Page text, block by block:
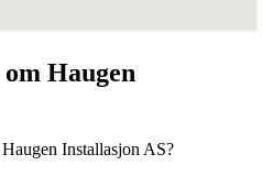
Haugen
Installasjon AS?